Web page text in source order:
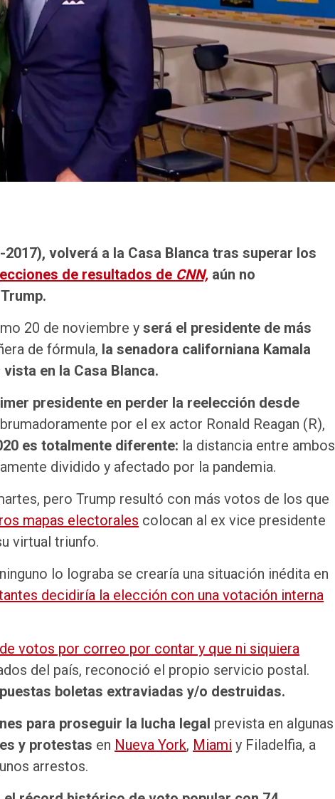
2017), volverá a la Casa Blanca tras superar los
de resultados de CNN, aún no
20 de noviembre y será el presidente de más
de fórmula, la senadora californiana Kamala
en la Casa Blanca.
presidente en perder la reelección desde
por el ex actor Ronald Reagan (R),
es totalmente diferente: la distancia entre ambos
dividido y afectado por la pandemia.
pero Trump resultó con más votos de los que
mapas electorales colocan al ex vice presidente
virtual triunfo.
lo lograba se crearía una situación inédita en
decidiría la elección con una votación interna
votos por correo por contar y que ni siquiera
del país, reconoció el propio servicio postal.
boletas extraviadas y/o destruidas.
para proseguir la lucha legal prevista en algunas
y protestas en Nueva York, Miami y Filadelfia, a
arrestos.